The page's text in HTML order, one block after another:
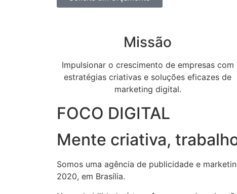
Missão
Impulsionar o crescimento de empresas com
estratégias criativas e soluções eficazes de
marketing digital.
FOCO DIGITAL
Mente criativa,
Somos uma agência de publicidade e
2020, em Brasília.